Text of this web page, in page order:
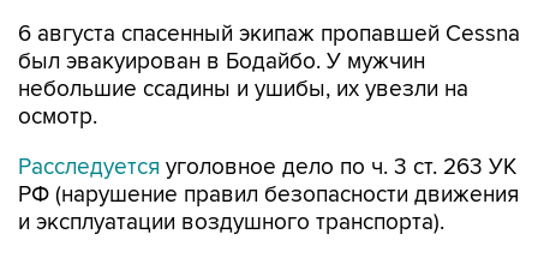
6 августа спасенный экипаж пропавшей Cessna
был эвакуирован в Бодайбо. У мужчин
небольшие ссадины и ушибы, их увезли на
осмотр.
Расследуется уголовное дело по ч. 3 ст. 263 УК
РФ (нарушение правил безопасности движения
и эксплуатации воздушного транспорта).